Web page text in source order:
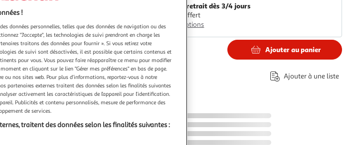
200%
l'illustration
100
%
le
produit
Livr. ou retrait dès 3/4 jours
Retrait offert
Plus d'options
4 € cagnottés
39,99€
39,99€ / pce
Ajouter au panier
Ajouter à une liste
!
données personnelles, telles que des données de navigation ou des
"J'accepte", les technologies de suivi prendront en charge les
traitons des données pour fournir ». Si vous retirez votre
de suivi sont désactivées, il est possible que certains contenus et
pour vous. Vous pouvez faire réapparaître ce menu pour modifier
en cliquant sur le lien "Gérer mes préférences" en bas de page.
nos sites web. Pour plus d’informations, reportez-vous à notre
partenaires externes traitent des données selon les finalités suivantes
activement les caractéristiques de l’appareil pour l’identification.
Publicités et contenu personnalisés, mesure de performance des
de services.
traitent des données selon les finalités suivantes :